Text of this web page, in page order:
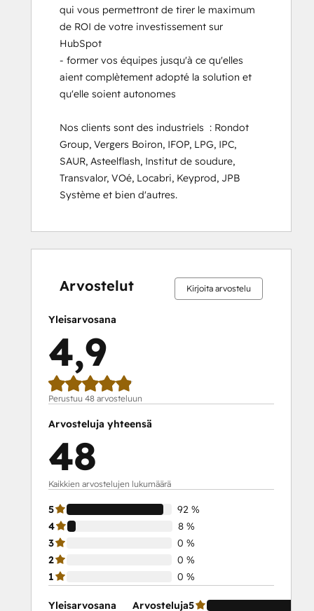
qui vous permettront de tirer le maximum
de ROI de votre investissement sur
HubSpot
- former vos équipes jusqu'à ce qu'elles
aient complètement adopté la solution et
qu'elle soient autonomes
Nos clients sont des industriels  : Rondot
Group, Vergers Boiron, IFOP, LPG, IPC,
SAUR, Asteelflash, Institut de soudure,
Transvalor, VOé, Locabri, Keyprod, JPB
Système et bien d'autres.
Arvostelut Kirjoita arvostelu
Yleisarvosana
4,9
Perustuu 48 arvosteluun
Arvosteluja yhteensä
48
Kaikkien arvostelujen lukumäärä
5
92 %
4
8 %
3
0 %
2
0 %
1
0 %
Yleisarvosana Arvosteluja5